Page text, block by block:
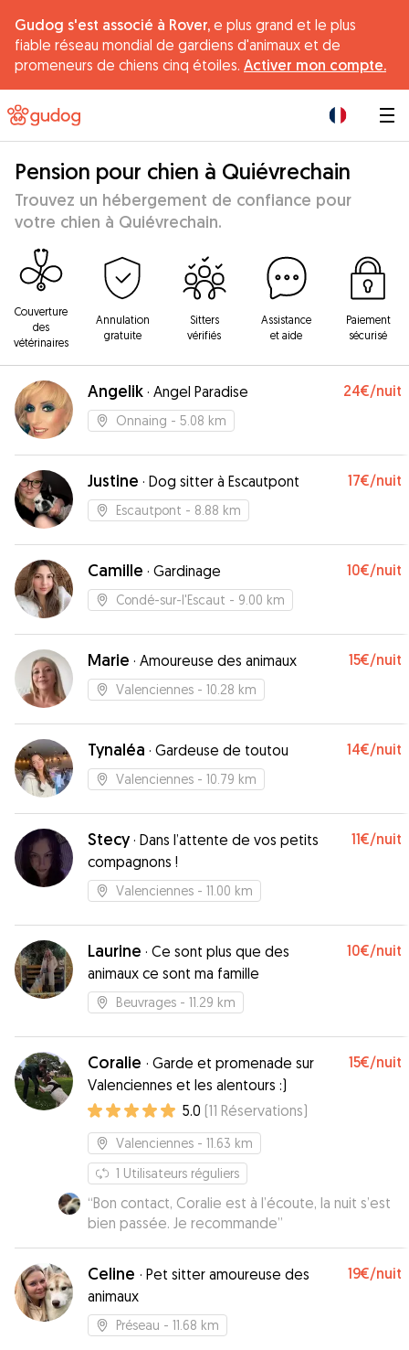
Gudog s'est associé à Rover, e plus grand et le plus
fiable réseau mondial de gardiens d'animaux et de
promeneurs de chiens cinq étoiles. Activer mon compte.
Pension pour chien à Quiévrechain
Trouvez un hébergement de confiance pour
votre chien à Quiévrechain.
Couverture
des
vétérinaires
Annulation
gratuite
Sitters
vérifiés
Assistance
et aide
Paiement
sécurisé
Angelik · Angel Paradise 24€/nuit
Onnaing - 5.08 km
Justine · Dog sitter à Escautpont 17€/nuit
Escautpont - 8.88 km
Camille · Gardinage 10€/nuit
Condé-sur-l'Escaut - 9.00 km
Marie · Amoureuse des animaux 15€/nuit
Valenciennes - 10.28 km
Tynaléa · Gardeuse de toutou 14€/nuit
Valenciennes - 10.79 km
Stecy· Dans l’attente de vos petits
compagnons !
11€/nuit
Valenciennes - 11.00 km
Laurine · Ce sont plus que des
animaux ce sont ma famille
10€/nuit
Beuvrages - 11.29 km
Coralie · Garde et promenade sur
Valenciennes et les alentours :)
15€/nuit
5.0 (11 Réservations)
Valenciennes - 11.63 km
1 Utilisateurs réguliers
“Bon contact, Coralie est à l’écoute, la nuit s’est
bien passée. Je recommande”
Celine · Pet sitter amoureuse des
animaux
19€/nuit
Préseau - 11.68 km